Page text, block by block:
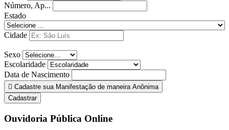
Número, Ap...
Estado
Cidade
Sexo
Escolaridade
Data de Nascimento
Cadastre sua Manifestação de maneira Anônima
Cadastrar
Ouvidoria Pública Online